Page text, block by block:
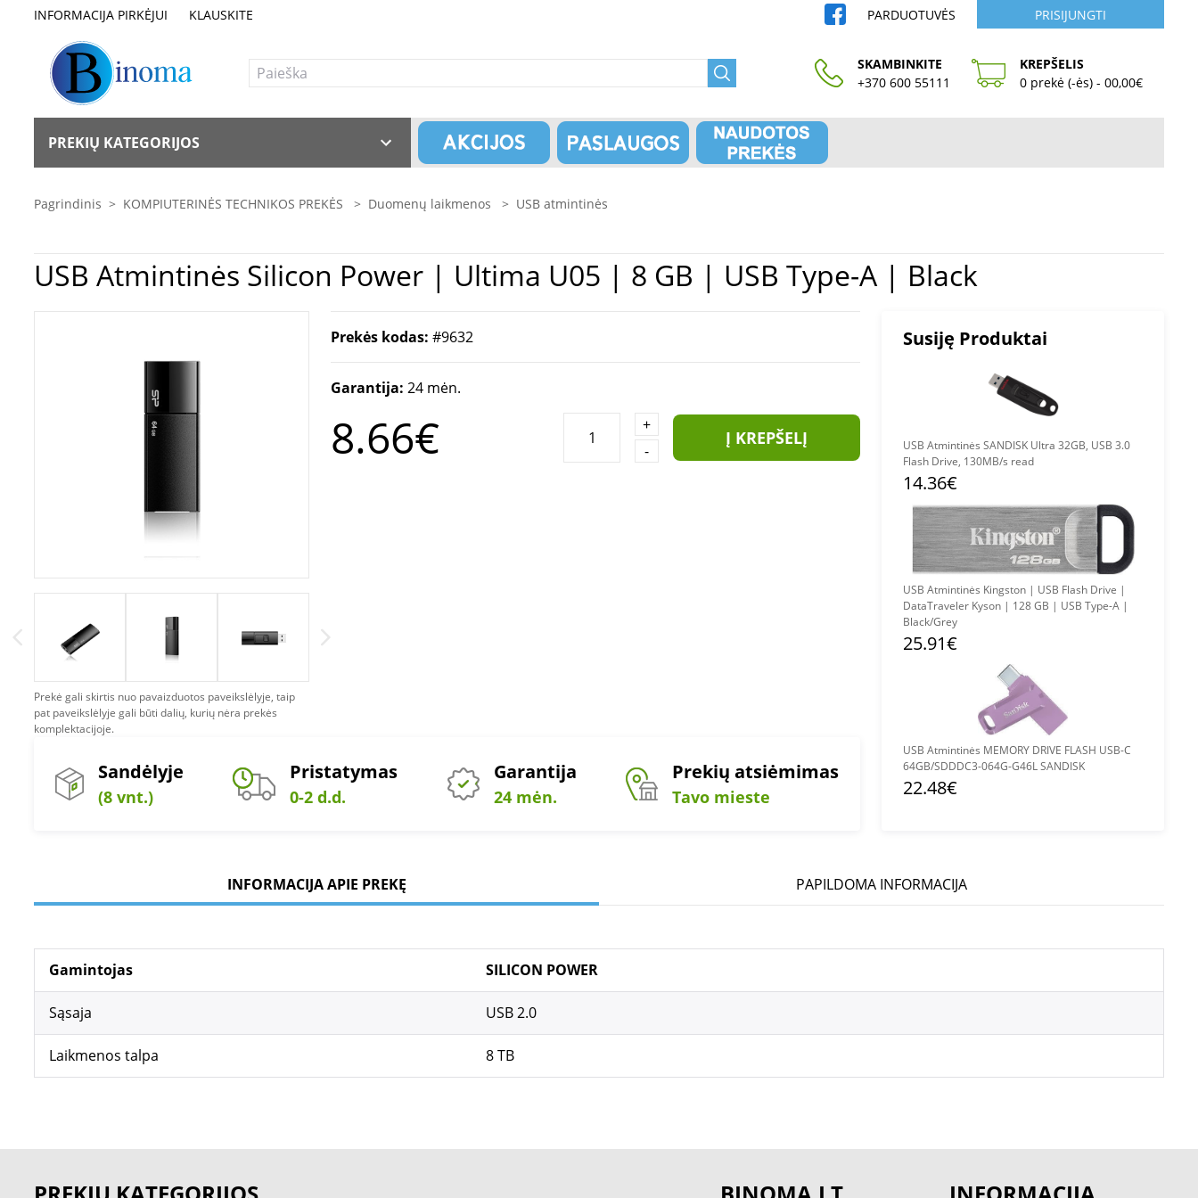
INFORMACIJA PIRKĖJUI KLAUSKITE PARDUOTUVĖS PRISIJUNGTI
SKAMBINKITE
+370 600 55111
KREPŠELIS
0 prekė (-ės) - 00,00€
PREKIŲ KATEGORIJOS
Pagrindinis > KOMPIUTERINĖS TECHNIKOS PREKĖS > Duomenų laikmenos > USB atmintinės
USB Atmintinės Silicon Power | Ultima U05 | 8 GB | USB Type-A | Black
Prekė gali skirtis nuo pavaizduotos paveikslėlyje, taip
pat paveikslėlyje gali būti dalių, kurių nėra prekės
komplektacijoje.
Prekės kodas: #9632
Garantija: 24 mėn.
8.66€
+
-
Į KREPŠELĮ
Sandėlyje
(8 vnt.)
Pristatymas
0-2 d.d.
Garantija
24 mėn.
Prekių atsiėmimas
Tavo mieste
Susiję Produktai
USB Atmintinės SANDISK Ultra 32GB, USB 3.0
Flash Drive, 130MB/s read
14.36€
USB Atmintinės Kingston | USB Flash Drive |
DataTraveler Kyson | 128 GB | USB Type-A |
Black/Grey
25.91€
USB Atmintinės MEMORY DRIVE FLASH USB-C
64GB/SDDDC3-064G-G46L SANDISK
22.48€
INFORMACIJA APIE PREKĘ PAPILDOMA INFORMACIJA
Gamintojas SILICON POWER
Sąsaja USB 2.0
Laikmenos talpa 8 TB